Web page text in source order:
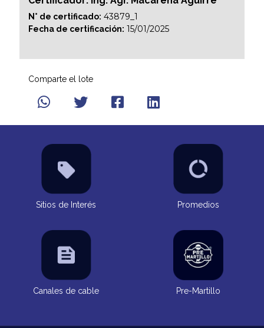
N° de certificado: 43879_1
Fecha de certificación: 15/01/2025
Comparte el lote
Sitios de Interés Promedios
Canales de cable Pre-Martillo